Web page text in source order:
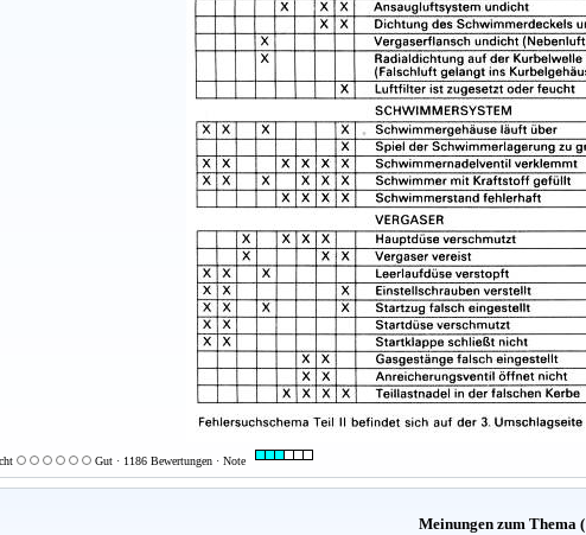
Gut · 1186 Bewertungen · Note
Meinungen zum Thema